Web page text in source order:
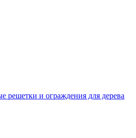
решетки и ограждения для дерева